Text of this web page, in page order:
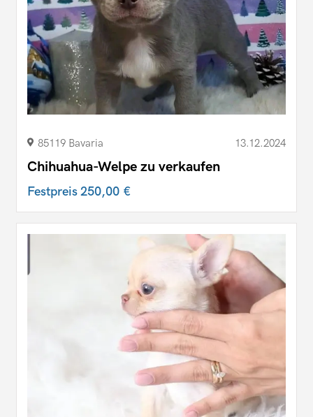
85119 Bavaria 13.12.2024
Chihuahua-Welpe zu verkaufen
Festpreis250,00 €